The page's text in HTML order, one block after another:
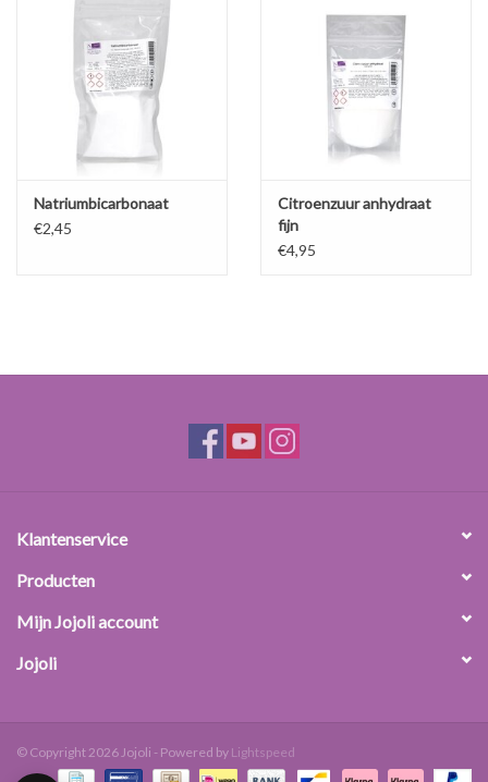
Natriumbicarbonaat
€2,45
Citroenzuur anhydraat
fijn
€4,95
Klantenservice
Producten
Mijn Jojoli account
Jojoli
© Copyright 2026 Jojoli - Powered by Lightspeed